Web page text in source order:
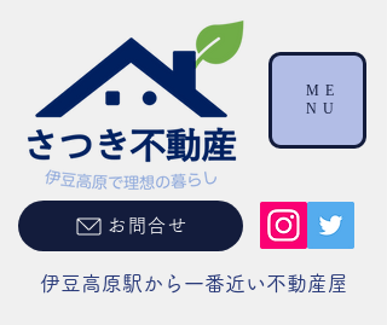
伊豆高原駅から一番近い不動産屋
お問合せ
ME
NU